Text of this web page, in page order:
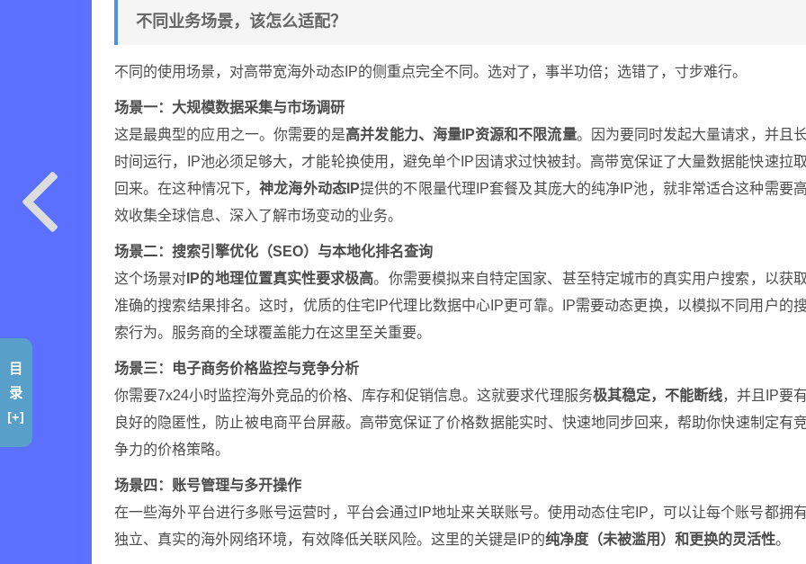
不同业务场景，该怎么适配？
不同的使用场景，对高带宽海外动态IP的侧重点完全不同。选对了，事半功倍；选错了，寸步难行。
场景一：大规模数据采集与市场调研
这是最典型的应用之一。你需要的是高并发能力、海量IP资源和不限流量。因为要同时发起大量请求，并且长
时间运行，IP池必须足够大，才能轮换使用，避免单个IP因请求过快被封。高带宽保证了大量数据能快速拉取
回来。在这种情况下，神龙海外动态IP提供的不限量代理IP套餐及其庞大的纯净IP池，就非常适合这种需要高
效收集全球信息、深入了解市场变动的业务。
场景二：搜索引擎优化（SEO）与本地化排名查询
这个场景对 IP的地理位置真实性要求极高。你需要模拟来自特定国家、甚至特定城市的真实用户搜索，以获取
准确的搜索结果排名。这时，优质的住宅IP代理比数据中心IP更可靠。IP需要动态更换，以模拟不同用户的搜
索行为。服务商的全球覆盖能力在这里至关重要。
场景三：电子商务价格监控与竞争分析
你需要7x24小时监控海外竞品的价格、库存和促销信息。这就要求代理服务极其稳定，不能断线，并且IP要有
良好的隐匿性，防止被电商平台屏蔽。高带宽保证了价格数据能实时、快速地同步回来，帮助你快速制定有
争力的价格策略。
场景四：账号管理与多开操作
在一些海外平台进行多账号运营时，平台会通过IP地址来关联账号。使用动态住宅IP，可以让每个账号都拥有
独立、真实的海外网络环境，有效降低关联风险。这里的关键是IP的纯净度（未被滥用）和更换的灵活性。
目
录
[+]